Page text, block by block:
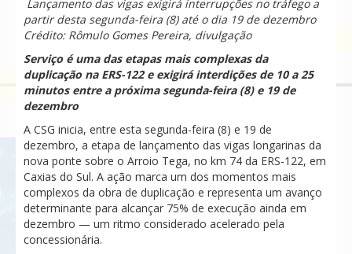
Lançamento das vigas exigirá interrupções no tráfego a
partir desta segunda-feira (8) até o dia 19 de dezembro
Crédito: Rômulo Gomes Pereira, divulgação
Serviço é uma das etapas mais complexas da
duplicação na ERS-122 e exigirá interdições de 10 a 25
minutos entre a próxima segunda-feira (8) e 19 de
dezembro
A CSG inicia, entre esta segunda-feira (8) e 19 de
dezembro, a etapa de lançamento das vigas longarinas da
nova ponte sobre o Arroio Tega, no km 74 da ERS-122, em
Caxias do Sul. A ação marca um dos momentos mais
complexos da obra de duplicação e representa um avanço
determinante para alcançar 75% de execução ainda em
dezembro — um ritmo considerado acelerado pela
concessionária.